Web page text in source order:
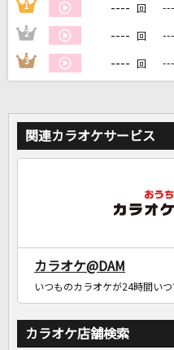
カラオケを
家族や友達と
1 ---- 回
2 ---- 回
3 ---- 回
関連カラオケサービス
カラオケ@DAM
いつものカラオケが24時間い
カラオケ店舗検索